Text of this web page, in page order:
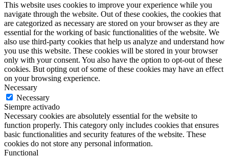
This website uses cookies to improve your experience while you
navigate through the website. Out of these cookies, the cookies that
are categorized as necessary are stored on your browser as they are
essential for the working of basic functionalities of the website. We
also use third-party cookies that help us analyze and understand how
you use this website. These cookies will be stored in your browser
only with your consent. You also have the option to opt-out of these
cookies. But opting out of some of these cookies may have an effect
on your browsing experience.
Necessary
Necessary
Siempre activado
Necessary cookies are absolutely essential for the website to
function properly. This category only includes cookies that ensures
basic functionalities and security features of the website. These
cookies do not store any personal information.
Functional